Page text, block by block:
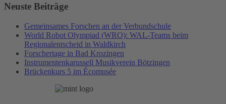
Neuste Beiträge
Gemeinsames Forschen an der Verbundschule
World Robot Olympiad (WRO): WAL-Teams beim
Regionalentscheid in Waldkirch
Forschertage in Bad Krozingen
Instrumentenkarussell Musikverein Bötzingen
Brückenkurs 5 im Écomusée